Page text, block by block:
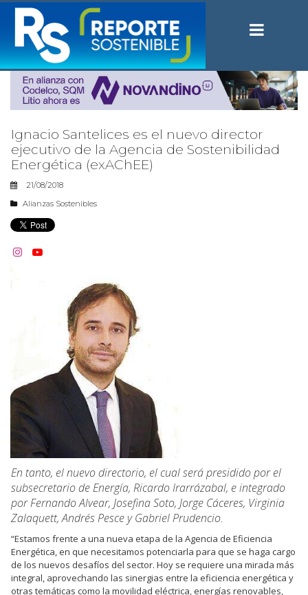
Ignacio Santelices es el nuevo director
ejecutivo de la Agencia de Sostenibilidad
Energética (exAChEE)
21/08/2018
Alianzas Sostenibles
 
En tanto, el nuevo directorio, el cual será presidido por el
subsecretario de Energía, Ricardo Irarrázabal, e integrado
por Fernando Alvear, Josefina Soto, Jorge Cáceres, Virginia
Zalaquett, Andrés Pesce y Gabriel Prudencio.
“Estamos frente a una nueva etapa de la Agencia de Eficiencia
Energética, en que necesitamos potenciarla para que se haga cargo
de los nuevos desafíos del sector. Hoy se requiere una mirada más
integral, aprovechando las sinergias entre la eficiencia energética y
otras temáticas como la movilidad eléctrica, energías renovables,